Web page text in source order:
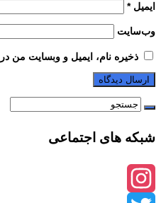
ایمیل*
وب‌سایت
ذخیره نام، ایمیل و وبسایت من
شبکه های اجتماعی